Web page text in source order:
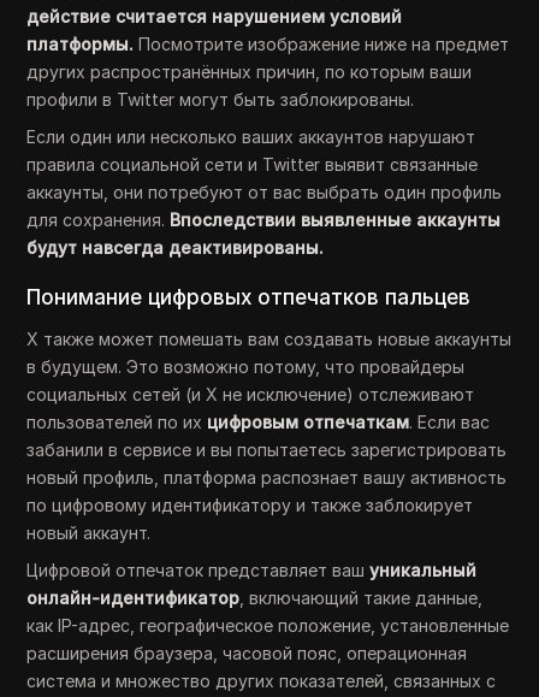
действие считается нарушением условий
платформы. Посмотрите изображение ниже на предмет
других распространённых причин, по которым ваши
профили в Twitter могут быть заблокированы.
Если один или несколько ваших аккаунтов нарушают
правила социальной сети и Twitter выявит связанные
аккаунты, они потребуют от вас выбрать один профиль
для сохранения. Впоследствии выявленные аккаунты
будут навсегда деактивированы.
Понимание цифровых отпечатков пальцев
X также может помешать вам создавать новые аккаунты
в будущем. Это возможно потому, что провайдеры
социальных сетей (и X не исключение) отслеживают
пользователей по их цифровым отпечаткам. Если вас
забанили в сервисе и вы попытаетесь зарегистрировать
новый профиль, платформа распознает вашу активность
по цифровому идентификатору и также заблокирует
новый аккаунт.
Цифровой отпечаток представляет вашуникальный
онлайн-идентификатор , включающий такие данные,
как IP-адрес, географическое положение, установленные
расширения браузера, часовой пояс, операционная
система и множество других показателей, связанных с